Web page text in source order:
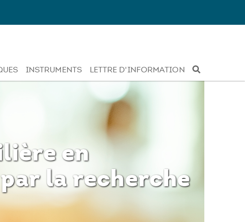
INSTRUMENTS LETTRE D'INFORMATION
en
la recherche